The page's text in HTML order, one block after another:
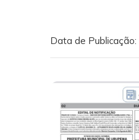
Data de